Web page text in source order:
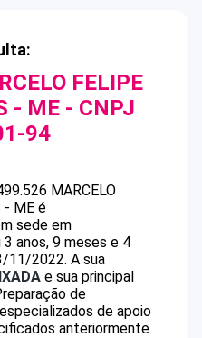
FELIPE
- ME - CNPJ
94
MARCELO
- ME é
sede em
3 anos, 9 meses e 4
11/2022. A sua
e sua principal
de
de apoio
anteriormente.